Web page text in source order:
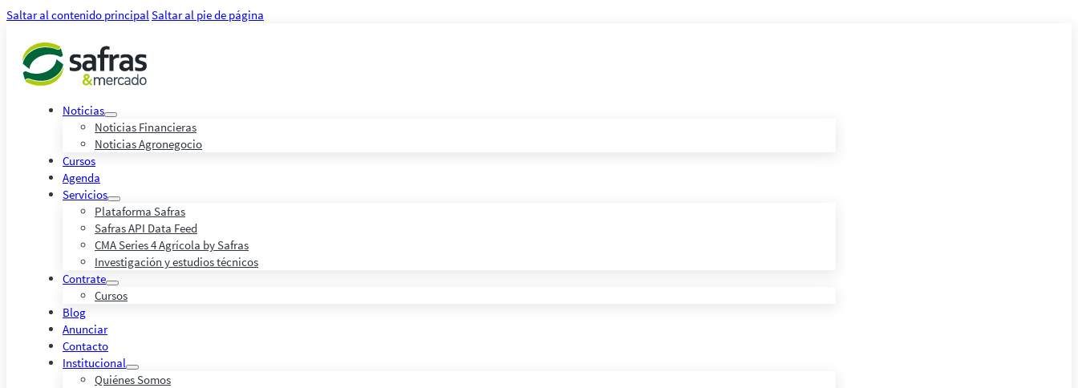
Saltar al contenido principalSaltar al pie de página
Noticias
Noticias Financieras
Noticias Agronegocio
Cursos
Agenda
Servicios
Plataforma Safras
Safras API Data Feed
CMA Series 4 Agrícola by Safras
Investigación y estudios técnicos
Contrate
Cursos
Blog
Anunciar
Contacto
Institucional
Quiénes Somos